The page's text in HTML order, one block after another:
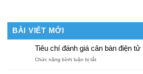
BÀI VIẾT MỚI
Tiêu chí đánh giá cân bàn điện tử
Chức năng bình luận bị tắtở